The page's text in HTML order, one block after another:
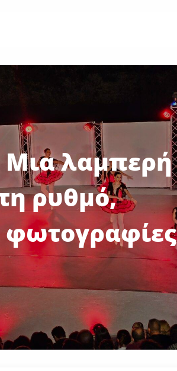
παιδιών
Μια λαμπερή
ρυθμό,
φωτογραφίες